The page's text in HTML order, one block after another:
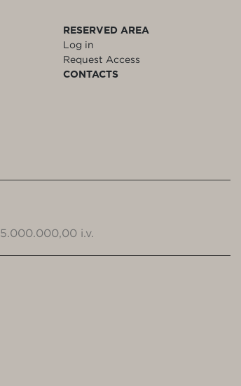
RESERVED AREA
Log in
Request Access
CONTACTS
i.v.